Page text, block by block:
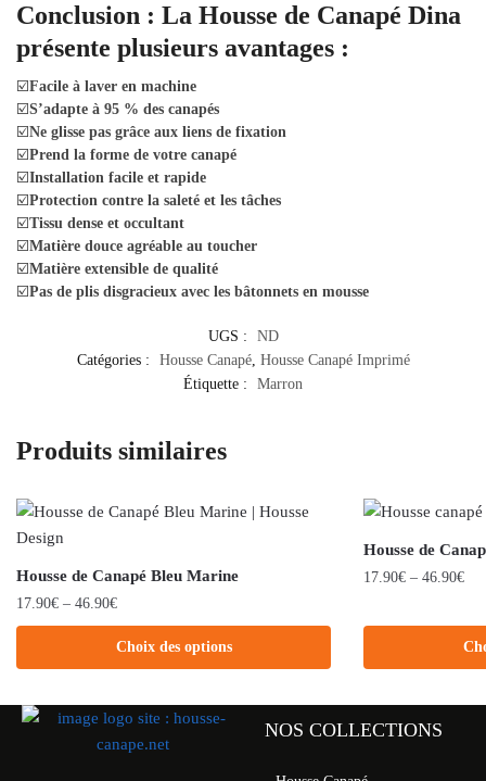
Conclusion : La Housse de Canapé Dina
présente plusieurs avantages :
☑️Facile à laver en machine
☑️S’adapte à 95 % des canapés
☑️Ne glisse pas grâce aux liens de fixation
☑️Prend la forme de votre canapé
☑️Installation facile et rapide
☑️Protection contre la saleté et les tâches
☑️Tissu dense et occultant
☑️Matière douce agréable au toucher
☑️Matière extensible de qualité
☑️Pas de plis disgracieux avec les bâtonnets en mousse
UGS :
ND
Catégories :
Housse Canapé, Housse Canapé Imprimé
Étiquette :
Marron
Produits similaires
Housse de Canapé Bleu Marine
17.90€ – 46.90€
Choix des options
Housse de
17.90€ – 46.90€
NOS COLLECTIONS